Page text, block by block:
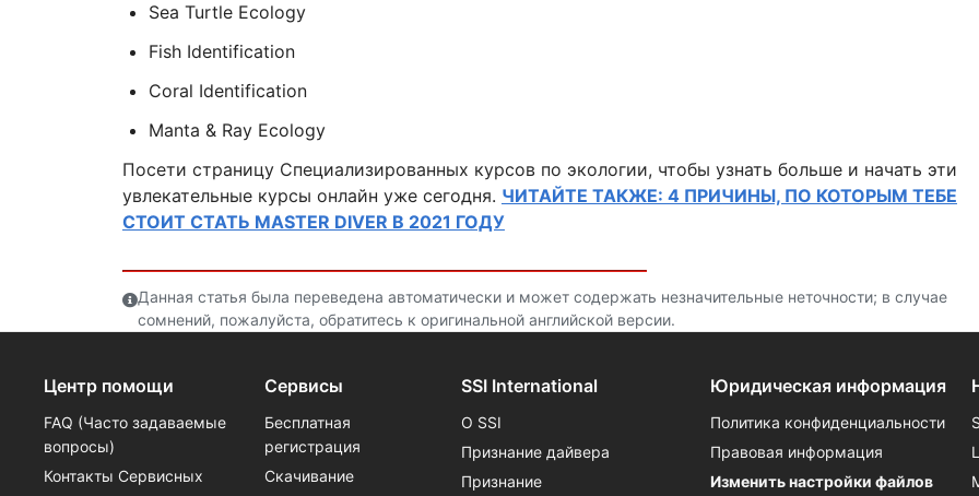
Sea Turtle Ecology
Fish Identification
Coral Identification
Manta & Ray Ecology
Посети страницу Специализированных курсов по экологии, чтобы узнать больше и начать эти
увлекательные курсы онлайн уже сегодня. ЧИТАЙТЕ ТАКЖЕ: 4 ПРИЧИНЫ, ПО КОТОРЫМ ТЕБЕ
СТОИТ СТАТЬ MASTER DIVER В 2021 ГОДУ
Данная статья была переведена автоматически и может содержать незначительные неточности; в случае
сомнений, пожалуйста, обратитесь к оригинальной английской версии.
Центр помощи
FAQ (Часто задаваемые
вопросы)
Контакты Сервисных
Сервисы
Бесплатная
регистрация
Скачивание
SSI International
О SSI
Признание дайвера
Признание
Юридическая информация
Политика конфиденциальности
Правовая информация
Изменить настройки файлов